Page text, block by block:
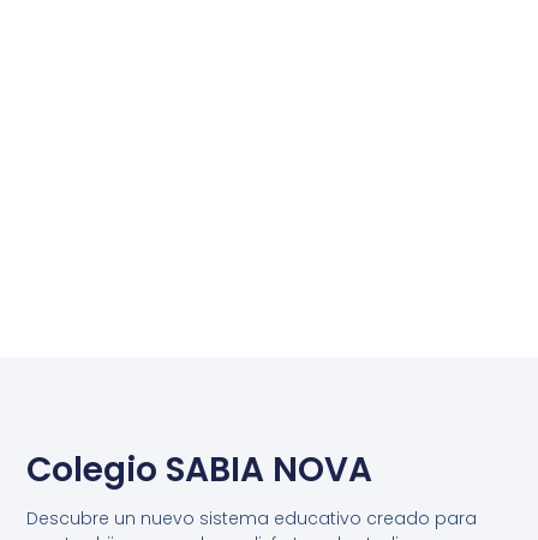
Colegio SABIA NOVA
Descubre un nuevo sistema educativo creado para